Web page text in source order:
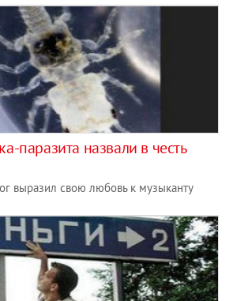
паразита назвали в честь
выразил свою любовь к музыканту